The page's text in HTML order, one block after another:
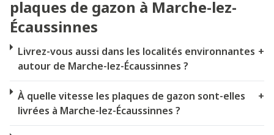
plaques de gazon à Marche-lez-
Écaussinnes
Livrez-vous aussi dans les localités environnantes
autour de Marche-lez-Écaussinnes ?
+
À quelle vitesse les plaques de gazon sont-elles
livrées à Marche-lez-Écaussinnes ?
+